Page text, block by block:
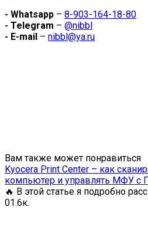
- Whatsapp – 8-903-164-18-80
- Telegram – @nibbl
- E-mail – nibbl@ya.ru
Вам также может понравиться
Kyocera Print Center – как
компьютер и управлять МФУ с
🔥 В этой статье я подробно
01.6к.